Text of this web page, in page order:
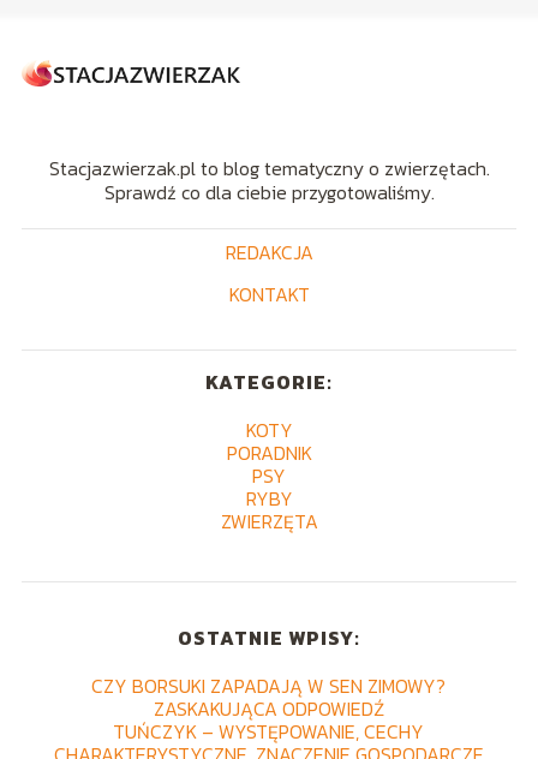
Stacjazwierzak.pl to blog tematyczny o zwierzętach.
Sprawdź co dla ciebie przygotowaliśmy.
REDAKCJA
KONTAKT
KATEGORIE:
KOTY
PORADNIK
PSY
RYBY
ZWIERZĘTA
OSTATNIE WPISY:
CZY BORSUKI ZAPADAJĄ W SEN ZIMOWY?
ZASKAKUJĄCA ODPOWIEDŹ
TUŃCZYK – WYSTĘPOWANIE, CECHY